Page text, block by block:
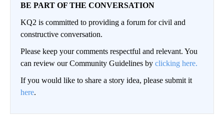
BE PART OF THE CONVERSATION
KQ2 is committed to providing a forum for civil and
constructive conversation.
Please keep your comments respectful and relevant. You
can review our Community Guidelines by clicking here.
If you would like to share a story idea, please submit it
here.